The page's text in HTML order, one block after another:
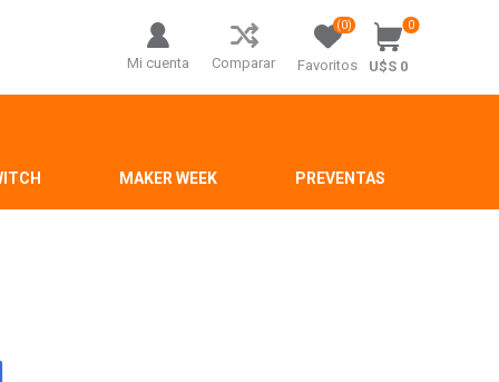
Mi cuenta Comparar Favoritos
(0) 0
U$S 0
MAKER WEEK PREVENTAS